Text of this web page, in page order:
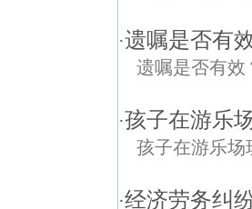
·遗嘱是否有
遗嘱是否有效
·孩子在游乐
孩子在游乐场
·经济劳务纠